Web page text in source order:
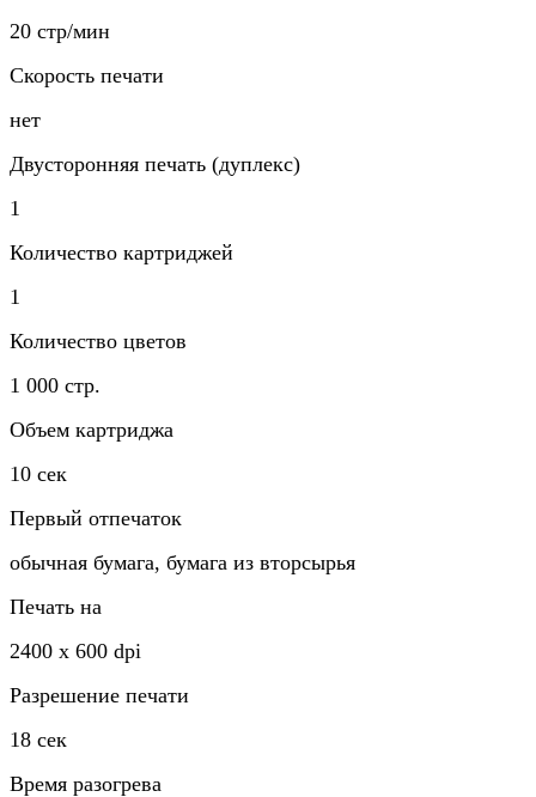
20 стр/мин
Скорость печати
нет
Двусторонняя печать (дуплекс)
1
Количество картриджей
1
Количество цветов
1 000 стр.
Объем картриджа
10 сек
Первый отпечаток
обычная бумага, бумага из вторсырья
Печать на
2400 х 600 dpi
Разрешение печати
18 сек
Время разогрева